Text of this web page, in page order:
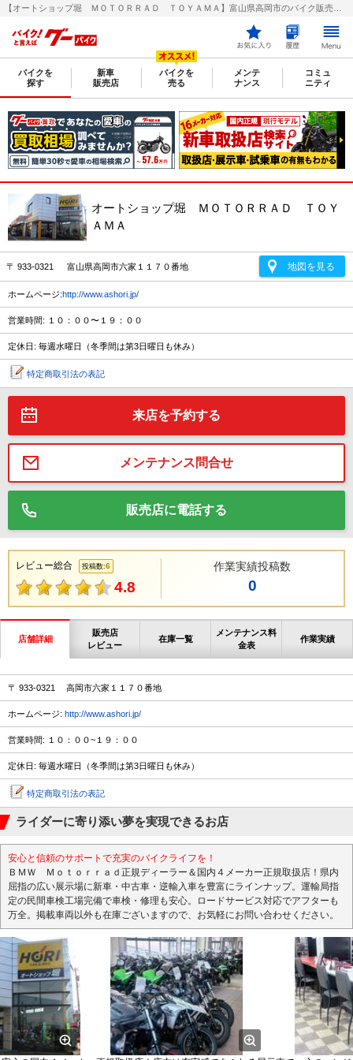
バイクを
探す
新車
販売店
バイクを
売る
メンテ
ナンス
コミュ
ニティ
オートショップ堀 ＭＯＴＯＲＲＡＤ ＴＯＹ
ＡＭＡ
〒 933-0321 富山県高岡市六家１１７０番地 地図を見る
ホームページ:http://www.ashori.jp/
営業時間: １０：００〜１９：００
定休日: 毎週水曜日（冬季間は第3日曜日も休み）
特定商取引法の表記
来店を予約する
メンテナンス問合せ
販売店に電話する
レビュー総合 投稿数:6
4.8
作業実績投稿数
0
店舗詳細
販売店
レビュー
在庫一覧
メンテナンス料
金表
作業実績
〒 933-0321 高岡市六家１１７０番地
ホームページ: http://www.ashori.jp/
営業時間: １０：００~１９：００
定休日: 毎週水曜日（冬季間は第3日曜日も休み）
特定商取引法の表記
ライダーに寄り添い夢を実現できるお店
安心と信頼のサポートで充実のバイクライフを！
ＢＭＷ Ｍｏｔｏｒｒａｄ正規ディーラー＆国内４メーカー正規取扱店！県内
屈指の広い展示場に新車・中古車・逆輸入車を豊富にラインナップ。運輸局指
定の民間車検工場完備で車検・修理も安心。ロードサービス対応でアフターも
万全。掲載車両以外も在庫ございますので、お気軽にお問い合わせください。